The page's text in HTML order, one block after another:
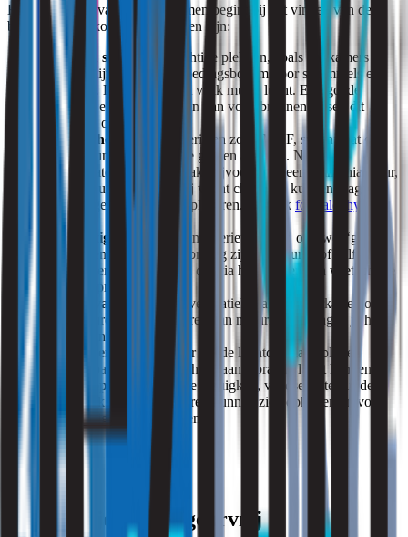
Het aanpakken van geurproblemen begint bij het vinden van de
bron. Veelvoorkomende oorzaken zijn:
Vocht en schimmel
: Vochtige plekken, zoals badkamers of
kelders, zijn een ideale voedingsbodem voor schimmels en
bacteriën. Dit veroorzaakt vaak muffe lucht. Een goede
ventilatie en het aanpakken van vochtbronnen lossen dit
probleem op.
Chemische geuren
: Materialen zoals MDF, spaanplaat of
isolatie kunnen chemische geuren afgeven. Nat
isolatiemateriaal veroorzaakt bijvoorbeeld een ammoniakgeur,
terwijl bouwmaterialen bij vocht chemisch kunnen reageren
en extra geurproblemen opleveren. Zie ook formaldehyde in
huis
Wietachtige lucht
: Deze mysterieuze geur, ook wel ‘ghost
odour’ genoemd, kan afkomstig zijn van muren of zelfs
spitsmuizen, kleine dieren die via hun klieren een wietachtige
geur verspreiden.
Geuren van buren
: Via ventilatiekanalen, meterkasten of
spouwmuren kunnen geuren van naburige woningen je huis
binnendringen.
Slechte ventilatie
: Zonder goede luchtcirculatie blijven
geuren zoals rook, baklucht of aangebrande lucht hangen.
Opgehoopt vuil
: Vet in de afzuigkap, voedselresten in de
prullenbak of huisdiergeuren kunnen zich ophopen en voor
hardnekkige geuren zorgen.
Zo maak je je huis geurvrij